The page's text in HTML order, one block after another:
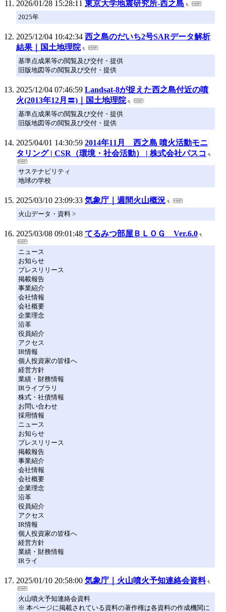
2026/01/28 15:28:11 東京大学地震研究所-西之島
2025年
2025/12/04 10:42:34 西之島のだいち2号SARデータ解析
結果｜国土地理院
基準点成果等の閲覧及び交付・提供
旧版地図等の閲覧及び交付・提供
2025/12/04 07:46:59 Landsat-8が捉えた西之島付近の噴
火(2013年12月〓)｜国土地理院
基準点成果等の閲覧及び交付・提供
旧版地図等の閲覧及び交付・提供
2025/04/01 14:30:59 2014年11月 西之島 噴火活動モニ
タリング | CSR（環境・社会活動） | 株式会社パスコ
サステナビリティ
地球の学校
2025/03/10 23:09:33 気象庁｜週間火山概況
火山データ・資料 >
2025/03/08 09:01:48 てるみつ部屋ＢＬＯＧ Ver.6.0
ニュース
お知らせ
プレスリリース
掲載報告
事業紹介
会社情報
会社概要
企業理念
沿革
役員紹介
アクセス
IR情報
個人投資家の皆様へ
経営方針
業績・財務情報
IRライブラリ
株式・社債情報
お問い合わせ
採用情報
ニュース
お知らせ
プレスリリース
掲載報告
事業紹介
会社情報
会社概要
企業理念
沿革
役員紹介
アクセス
IR情報
個人投資家の皆様へ
経営方針
業績・財務情報
IRライ
2025/01/10 20:58:00 気象庁｜火山噴火予知連絡会資料
火山噴火予知連絡会資料
※ 本ページに掲載されている資料の著作権は各資料の作成機関に